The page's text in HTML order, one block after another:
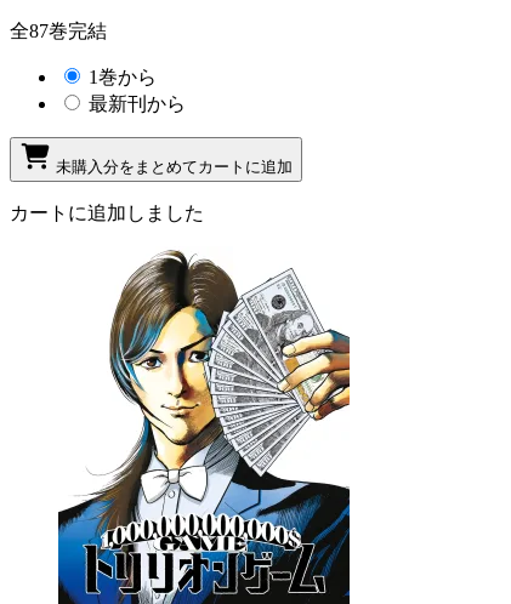
全87巻完結
1巻から
最新刊から
未購入分をまとめてカートに追加
カートに追加しました